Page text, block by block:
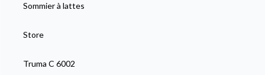
Sommier à lattes
Store
Truma C 6002